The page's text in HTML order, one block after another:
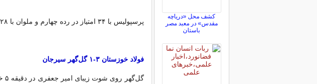
پرسپولیس با ۳۴ امتیاز در رده چهارم و ملوان با ۲۸ امتیاز در رده هفتم قرار دارند.
فولاد خوزستان ۳-۱ گل‌گهر سیرجان
کشف محل «دریاچه
مقدس» در معبد مصر
باستان